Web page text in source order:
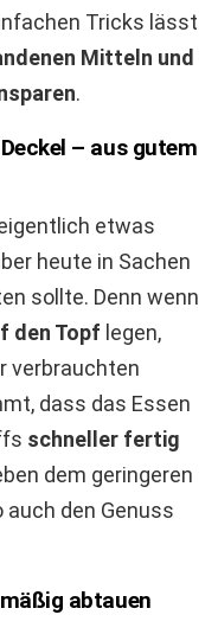
Tricks lässt
Mitteln und
.
– aus gutem
etwas
heute in Sachen
sollte. Denn wenn
den Topf legen,
verbrauchten
dass das Essen
schneller fertig
dem geringeren
auch den Genuss
abtauen